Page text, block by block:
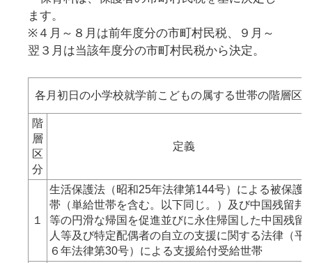
ます。
※４月～８月は前年度分の市町村民税、９月～
翌３月は当該年度分の市町村民税から決定。
各月初日の小学校就学前こどもの属する世帯の階層区
階
層
区
分
定義
１
生活保護法（昭和25年法律第144号）による被保護
帯（単給世帯を含む。以下同じ。）及び中国残留邦
等の円滑な帰国を促進並びに永住帰国した中国残留
人等及び特定配偶者の自立の支援に関する法律（平
６年法律第30号）による支援給付受給世帯